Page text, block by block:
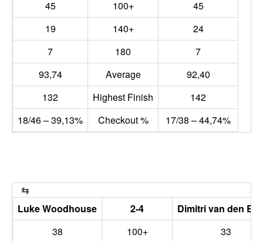
45
100+
45
19
140+
24
7
180
7
93,74
Average
92,40
132
Highest Finish
142
18/46 – 39,13%
Checkout % 17/38 – 44,74%
Luke Woodhouse 2-4
Dimitri van den
38
100+
33